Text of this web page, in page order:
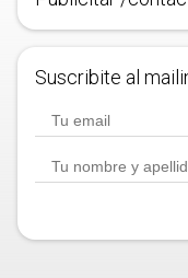
Suscribite al